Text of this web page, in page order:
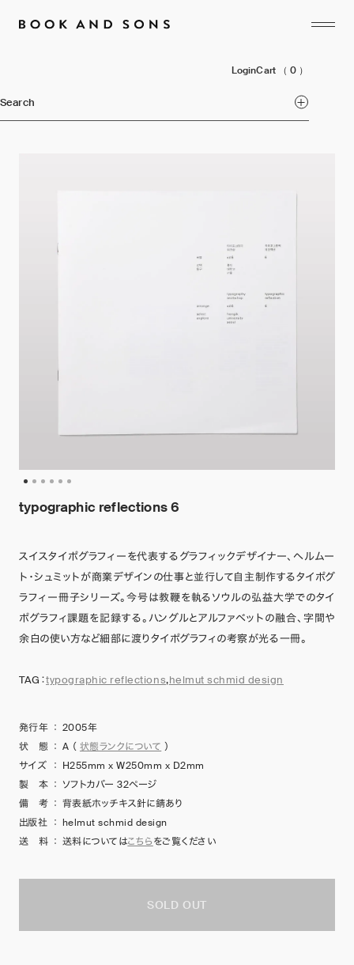
LoginCart （ 0 ）
Search
typographic reflections 6
スイスタイポグラフィーを代表するグラフィックデザイナー、ヘルムー
ト・シュミットが商業デザインの仕事と並行して自主制作するタイポグ
ラフィー冊子シリーズ。今号は教鞭を執るソウルの弘益大学でのタイ
ポグラフィ課題を記録する。ハングルとアルファベットの融合、字間や
余白の使い方など細部に渡りタイポグラフィの考察が光る一冊。
TAG：typographic reflections,helmut schmid design
発行年 ： 2005年
状 態 ： A （ 状態ランクについて ）
サイズ
： H255mm x W250mm x D2mm
製 本 ： ソフトカバー 32ページ
備 考 ： 背表紙ホッチキス針に錆あり
出版社 ： helmut schmid design
送 料 ： 送料についてはこちらをご覧ください
SOLD OUT